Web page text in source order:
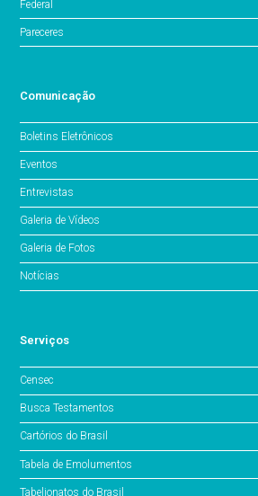
Federal
Pareceres
Comunicação
Boletins Eletrônicos
Eventos
Entrevistas
Galeria de Vídeos
Galeria de Fotos
Notícias
Serviços
Censec
Busca Testamentos
Cartórios do Brasil
Tabela de Emolumentos
Tabelionatos do Brasil